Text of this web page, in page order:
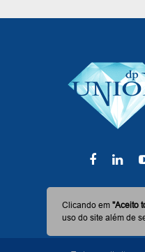
Clicando em"Aceito
uso do site além de